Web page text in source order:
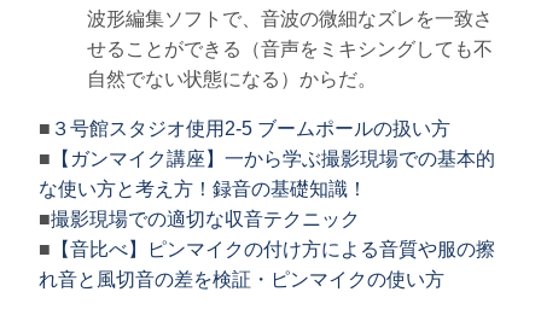
波形編集ソフトで、音波の微細なズレを一致さ
せることができる（音声をミキシングしても不
自然でない状態になる）からだ。
■ ３号館スタジオ使用2-5 ブームポールの扱い方
■ 【ガンマイク講座】一から学ぶ撮影現場での基本的
な使い方と考え方！録音の基礎知識！
■撮影現場での適切な収音テクニック
■ 【音比べ】ピンマイクの付け方による音質や服の擦
れ音と風切音の差を検証・ピンマイクの使い方